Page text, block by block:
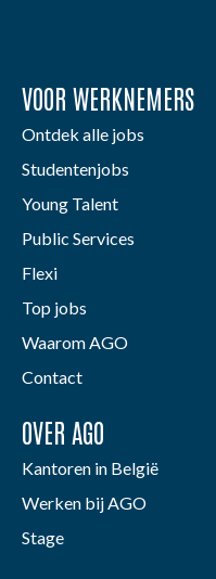
VOOR WERKNEMERS
Ontdek alle jobs
Studentenjobs
Young Talent
Public Services
Flexi
Top jobs
Waarom AGO
Contact
OVER AGO
Kantoren in België
Werken bij AGO
Stage